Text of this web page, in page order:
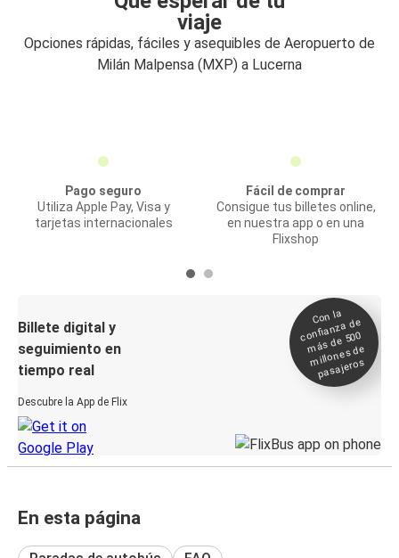
viaje
Opciones rápidas, fáciles y asequibles de Aeropuerto de
Milán Malpensa (MXP) a Lucerna
Pago seguro
Utiliza Apple Pay, Visa y
tarjetas internacionales
Fácil de comprar
Consigue tus billetes online,
en nuestra app o en una
Flixshop
Billete digital y
seguimiento en
tiempo real
Descubre la App de Flix
Con la
confianza de
más de 500
millones de
pasajeros
En esta página